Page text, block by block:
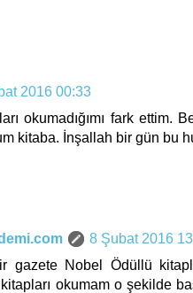
2016 00:33
okumadığımı fark ettim.
kitaba. İnşallah bir gün bu
8 Şubat 2016
gazete Nobel Ödüllü
okumam o şekilde